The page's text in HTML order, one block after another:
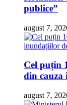
publice”
august 7,
Cel puțin
din cauza
august 7,